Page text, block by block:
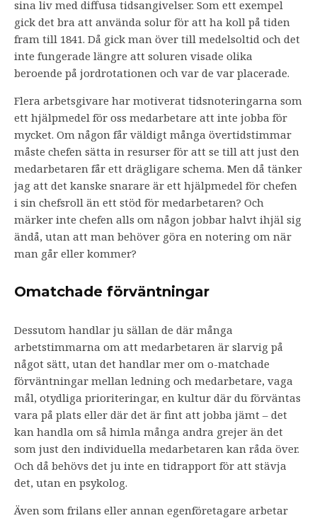
sina liv med diffusa tidsangivelser. Som ett exempel
gick det bra att använda solur för att ha koll på tiden
fram till 1841. Då gick man över till medelsoltid och det
inte fungerade längre att soluren visade olika
beroende på jordrotationen och var de var placerade.
Flera arbetsgivare har motiverat tidsnoteringarna som
ett hjälpmedel för oss medarbetare att inte jobba för
mycket. Om någon får väldigt många övertidstimmar
måste chefen sätta in resurser för att se till att just den
medarbetaren får ett drägligare schema. Men då tänker
jag att det kanske snarare är ett hjälpmedel för chefen
i sin chefsroll än ett stöd för medarbetaren? Och
märker inte chefen alls om någon jobbar halvt ihjäl sig
ändå, utan att man behöver göra en notering om när
man går eller kommer?
Omatchade förväntningar
Dessutom handlar ju sällan de där många
arbetstimmarna om att medarbetaren är slarvig på
något sätt, utan det handlar mer om o-matchade
förväntningar mellan ledning och medarbetare, vaga
mål, otydliga prioriteringar, en kultur där du förväntas
vara på plats eller där det är fint att jobba jämt – det
kan handla om så himla många andra grejer än det
som just den individuella medarbetaren kan råda över.
Och då behövs det ju inte en tidrapport för att stävja
det, utan en psykolog.
Även som frilans eller annan egenföretagare arbetar